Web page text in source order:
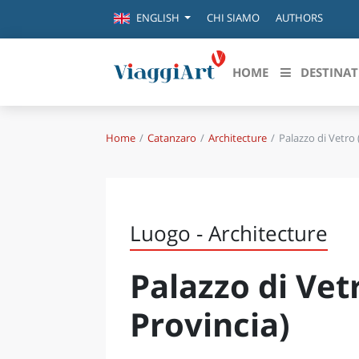
ENGLISH CHI SIAMO AUTHORS
HOME
Destinazioni in evidenza
FIRENZE
NAPOLI
BOLOGNA
LA SILA
IL SALENTO
Home Catanzaro Architecture Palazzo di
Luogo - Architecture
Palazzo di
Provincia)